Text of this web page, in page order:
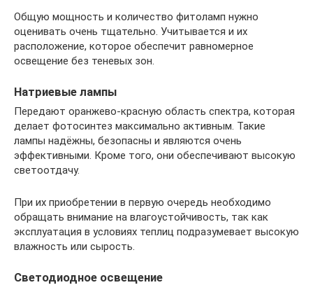
Общую мощность и количество фитоламп нужно
оценивать очень тщательно. Учитывается и их
расположение, которое обеспечит равномерное
освещение без теневых зон.
Натриевые лампы
Передают оранжево-красную область спектра, которая
делает фотосинтез максимально активным. Такие
лампы надёжны, безопасны и являются очень
эффективными. Кроме того, они обеспечивают высокую
светоотдачу.
При их приобретении в первую очередь необходимо
обращать внимание на влагоустойчивость, так как
эксплуатация в условиях теплиц подразумевает высокую
влажность или сырость.
Светодиодное освещение